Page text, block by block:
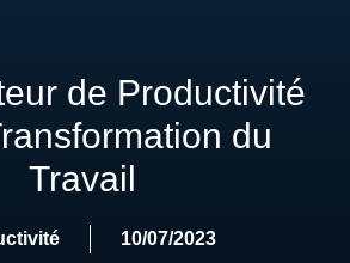
de Productivité
du
Travail
10/07/2023